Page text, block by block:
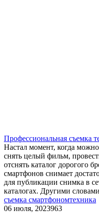
​Профессиональная съемка
Настал момент, когда
снять целый фильм,
отснять каталог дорогого
смартфонов снимает
для публикации снимка в
каталогах. Другими
съемка смартфономтехника
06 июля, 2023963